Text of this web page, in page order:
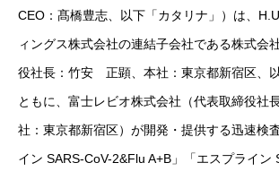
CEO：髙橋豊志、以下「カタリナ」）は、
ィングス株式会社の連結子会社である株式会
役社長：竹安 正顕、本社：東京都新宿区、
ともに、富士レビオ株式会社（代表取締役
社：東京都新宿区）が開発・提供する迅速検
イン SARS-CoV-2&Flu A+B」「エスプライン